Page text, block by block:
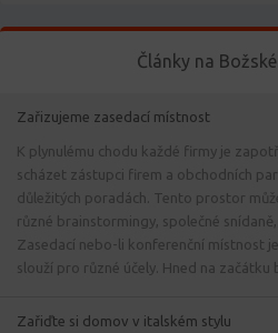
Články na
Zařizujeme zasedací místnost
K plynulému chodu každé firmy je
scházet zástupci firem a obchodních
důležitých poradách. Tento prostor
různé brainstormingy, společné
Zasedací nebo-li konferenční místnost
slouží pro různé účely. Hned na začátku
Zařiďte si domov v italském stylu